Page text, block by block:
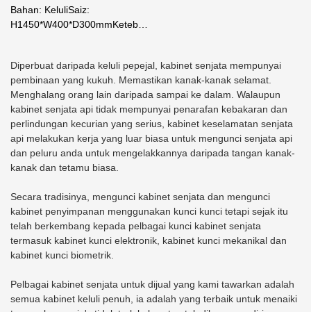
Diperbuat daripada keluli pepejal, kabinet senjata mempunyai
pembinaan yang kukuh. Memastikan kanak-kanak selamat.
Menghalang orang lain daripada sampai ke dalam. Walaupun
kabinet senjata api tidak mempunyai penarafan kebakaran dan
perlindungan kecurian yang serius, kabinet keselamatan senjata
api melakukan kerja yang luar biasa untuk mengunci senjata api
dan peluru anda untuk mengelakkannya daripada tangan kanak-
kanak dan tetamu biasa.
Secara tradisinya, mengunci kabinet senjata dan mengunci
kabinet penyimpanan menggunakan kunci kunci tetapi sejak itu
telah berkembang kepada pelbagai kunci kabinet senjata
termasuk kabinet kunci elektronik, kabinet kunci mekanikal dan
kabinet kunci biometrik.
Pelbagai kabinet senjata untuk dijual yang kami tawarkan adalah
semua kabinet keluli penuh, ia adalah yang terbaik untuk menaiki
1450-400-Dari Pengeluar
Peti Deposit Keselamatan
Bahan: KeluliSaiz:
H1450*W400*D300mmKetebalan:
Cap Jari, KunciN.?W.: 48kg